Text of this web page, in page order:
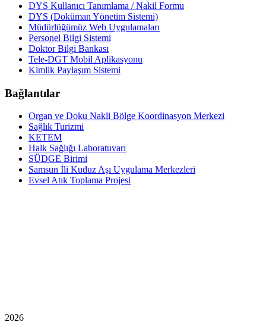
DYS Kullanıcı Tanımlama / Nakil Formu
DYS (Doküman Yönetim Sistemi)
Müdürlüğümüz Web Uygulamaları
Personel Bilgi Sistemi
Doktor Bilgi Bankası
Tele-DGT Mobil Aplikasyonu
Kimlik Paylaşım Sistemi
Bağlantılar
Organ ve Doku Nakli Bölge Koordinasyon Merkezi
Sağlık Turizmi
KETEM
Halk Sağlığı Laboratuvarı
SÜDGE Birimi
Samsun İli Kuduz Aşı Uygulama Merkezleri
Evsel Atık Toplama Projesi
2026